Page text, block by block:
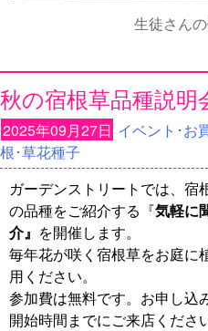
生徒さん
秋の宿根草品種説明
2025年09月27日 イベント･お
根･草花種子
ガーデンストリートでは、宿
の品種をご紹介する『気軽に
介』 を開催します。
毎年花が咲く宿根草をお庭
用ください。
参加費は無料です。お申し込
開始時間までにご来店くださ